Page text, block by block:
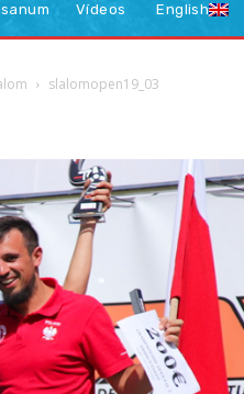
Vídeos English
slalomopen19_03